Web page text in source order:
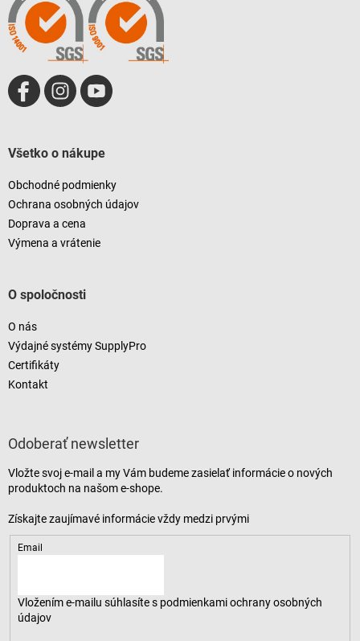
Všetko o nákupe
Obchodné podmienky
Ochrana osobných údajov
Doprava a cena
Výmena a vrátenie
O spoločnosti
O nás
Výdajné systémy SupplyPro
Certifikáty
Kontakt
Odoberať newsletter
Vložte svoj e-mail a my Vám budeme zasielať informácie o nových
produktoch na našom e-shope.
Email
Vložením e-mailu súhlasíte s podmienkami ochrany osobných
údajov